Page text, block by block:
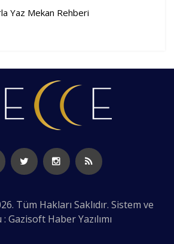
Yaz Mekan Rehberi
Tüm Hakları Saklıdır. Sistem ve
: Gazisoft Haber Yazılımı